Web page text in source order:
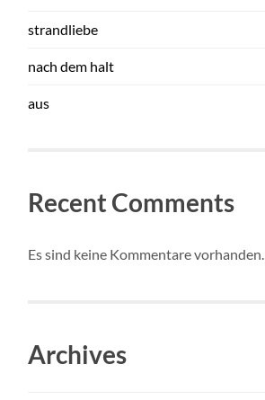
strandliebe
nach dem halt
aus
Recent Comments
Es sind keine Kommentare vorhanden.
Archives